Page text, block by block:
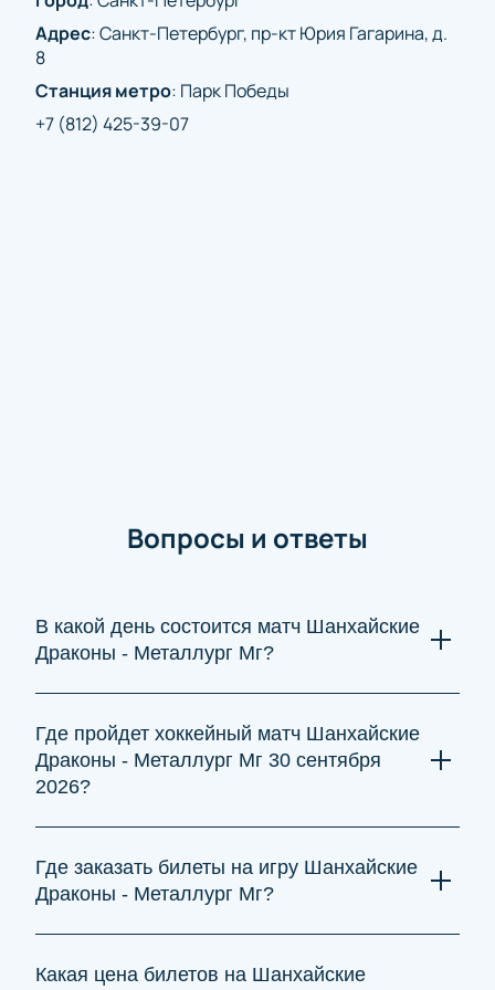
и завершите оплату. В течение нескольких секунд
электронные билеты поступят на вашу
электронную почту. Просто предъявите их на входе
и занимайте свои места на трибунах.
Адрес:Санкт-Петербург, пр-кт Юрия Гагарина, д.
8
Станция метро: Парк Победы
+7 (812) 425-39-07
Вопросы и ответы
В какой день состоится матч Шанхайские
Драконы - Металлург Мг?
сентября 2026. Настоящим поклонникам хоккея стоит
заранее выбирать место на трибунах, чтобы насладиться
сильным противостоянием команд и спортивным
праздником.
Где пройдет хоккейный матч Шанхайские
Драконы - Металлург Мг 30 сентября
2026?
Санкт-Петербурге, на арене СКА Арена. Эта площадка
известна комфортными трибунами и отличной
атмосферой, которая дарит болельщикам настоящие
эмоции хоккея.
Где заказать билеты на игру Шанхайские
Драконы - Металлург Мг?
Металлург Мг можно онлайн — это максимально
Какая цена билетов на Шанхайские